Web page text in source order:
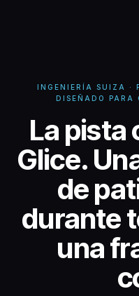
INGENIERÍA SUIZA ·
DISEÑADO PARA
Pista
La pista
Glice.
de
durante
una